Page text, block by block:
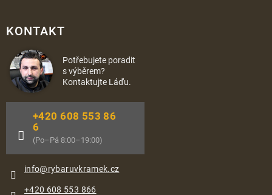
KONTAKT
Potřebujete poradit
s výběrem?
Kontaktujte Láďu.
info@rybaruvkramek.cz
+420 608 553 86
6
(Po–Pá 8:00–19:00)
+420 608 553 866